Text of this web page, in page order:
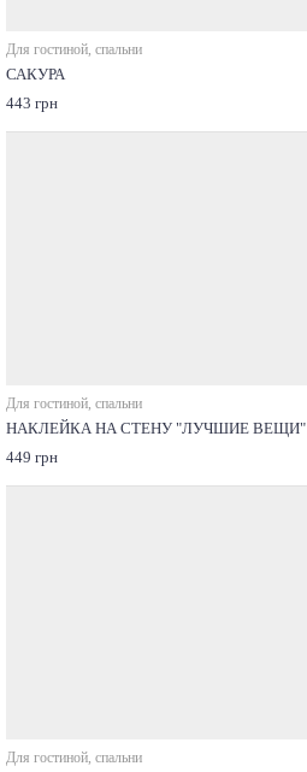
Для гостиной, спальни
САКУРА
443 грн
Для гостиной, спальни
НАКЛЕЙКА НА СТЕНУ "ЛУЧШИЕ ВЕЩИ"
449 грн
Для гостиной, спальни